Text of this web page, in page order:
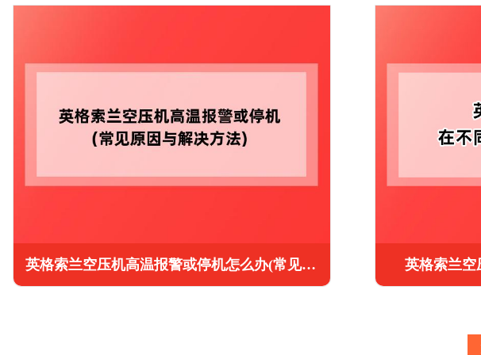
英格索兰空压机高温报警或停机怎么办(常见原因与解决方法) 英格索兰空